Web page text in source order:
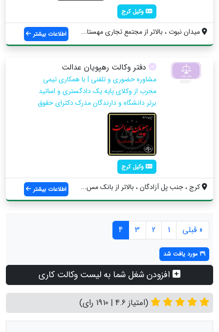
وکیل کرج
میدان نبوت ، بالاتر از مجتمع تجاری مهستا... اطلاعات بیشتر
دفتر وکالت رهپویان عدالت
مشاوره حضوری و تلفنی | با همکاری تیمی
مجرب از وکلای پایه یک دادگستری و اساتید
برتر دانشگاه و دارندگان مدرک دکترای حقوق
وکیل کرج
کرج ، جنب پل آزادگان ، بالاتر از بانک مس... اطلاعات بیشتر
« قبلی 1
2
3
4
39 مورد یافت شد
افزودن شغل شما به لیست وکالت کاری
(امتیاز 4.6 | 1910 رای)